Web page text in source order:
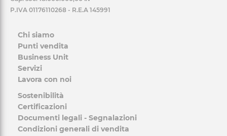
P.IVA 01176110268 - R.E.A 145991
Chi siamo
Punti vendita
Business Unit
Servizi
Lavora con noi
Sostenibilità
Certificazioni
Documenti legali - Segnalazioni
Condizioni generali di vendita